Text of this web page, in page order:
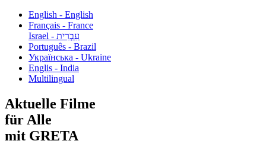
English - English
Français - France
עִבְרִית - Israel
Português - Brazil
Українська - Ukraine
Englis - India
Multilingual
Aktuelle Filme
für Alle
mit GRETA